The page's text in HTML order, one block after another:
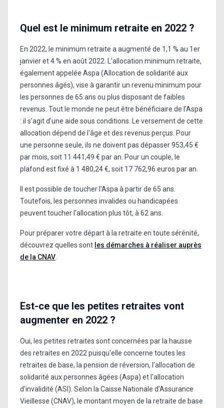
Quel est le minimum retraite en 2022 ?
En 2022, le minimum retraite a augmenté de 1,1 % au 1er
janvier et 4 % en août 2022. L'allocation minimum retraite,
également appelée Aspa (Allocation de solidarité aux
personnes âgés), vise à garantir un revenu minimum pour
les personnes de 65 ans ou plus disposant de faibles
revenus. Tout le monde ne peut être bénéficiaire de l’Aspa
: il s’agit d’une aide sous conditions. Le versement de cette
allocation dépend de l'âge et des revenus perçus. Pour
une personne seule, ils ne doivent pas dépasser 953,45 €
par mois, soit 11 441,49 € par an. Pour un couple, le
plafond est fixé à 1 480,24 €, soit 17 762,96 euros par an.
Il est possible de toucher l'Aspa à partir de 65 ans.
Toutefois, les personnes invalides ou handicapées
peuvent toucher l'allocation plus tôt, à 62 ans.
Pour préparer votre départ à la retraite en toute sérénité,
découvrez quelles sont les démarches à réaliser auprès
de la CNAV
Est-ce que les petites retraites vont
augmenter en 2022 ?
Oui, les petites retraites sont concernées par la hausse
des retraites en 2022 puisqu'elle concerne toutes les
retraites de base, la pension de réversion, l'allocation de
solidarité aux personnes âgées (Aspa) et l'allocation
d'invalidité (ASI). Selon la Caisse Nationale d'Assurance
Vieillesse (CNAV), le montant moyen de la retraite de base